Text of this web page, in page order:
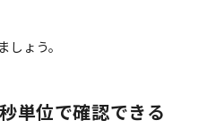
ょう。
単位で確認できる